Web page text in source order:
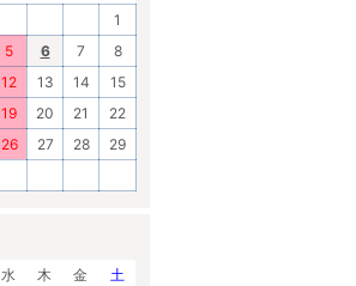
1
5 6 7
8
12 13 14
15
19 20 21
22
26 27 28
29
水 木 金
土